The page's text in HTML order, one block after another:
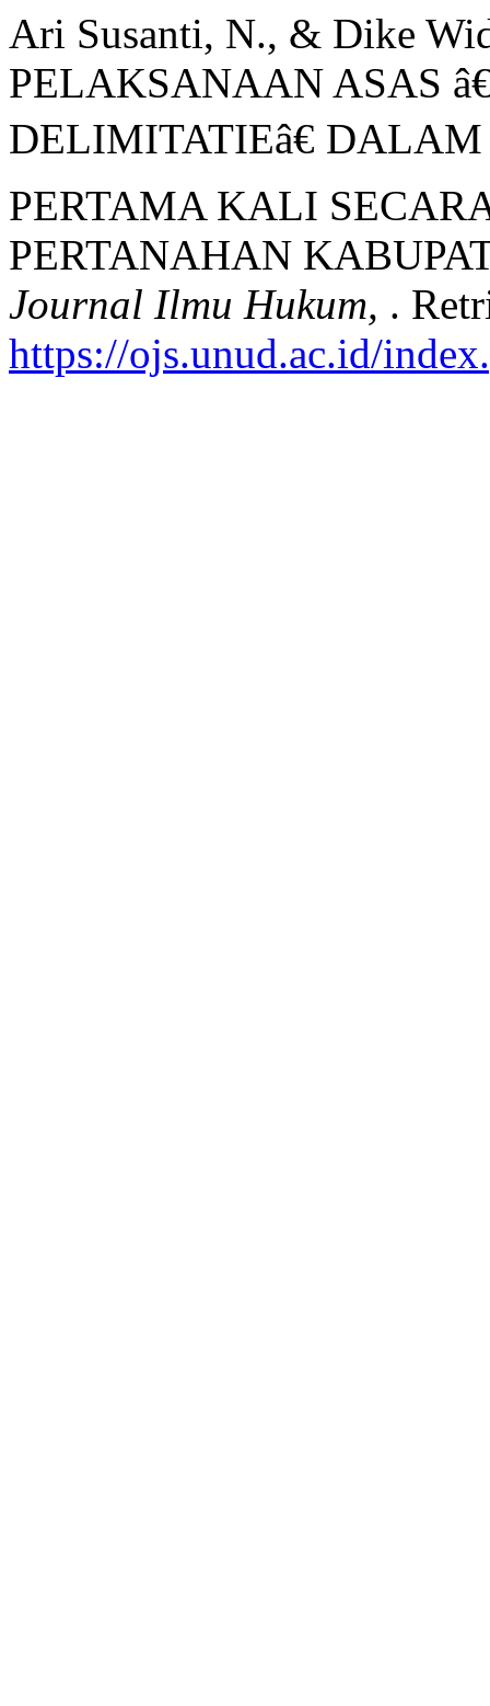
Ari Susanti, N., & Dike
PELAKSANAAN ASAS
DELIMITATIEâ€
PERTAMA KALI
PERTANAHAN
Journal Ilmu Hukum, .
https://ojs.unud.ac.id/